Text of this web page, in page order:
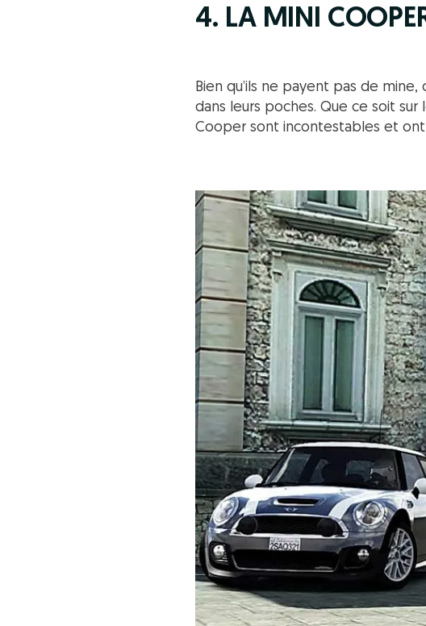
4. LA MINI
Bien qu’ils ne payent pas de
dans leurs poches. Que ce soit
Cooper sont incontestables et